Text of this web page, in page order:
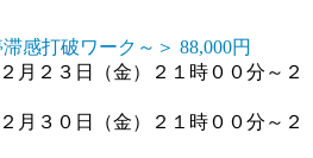
感打破ワーク～＞ 88,000円
２３日（金）２１時００分～２
３０日（金）２１時００分～２